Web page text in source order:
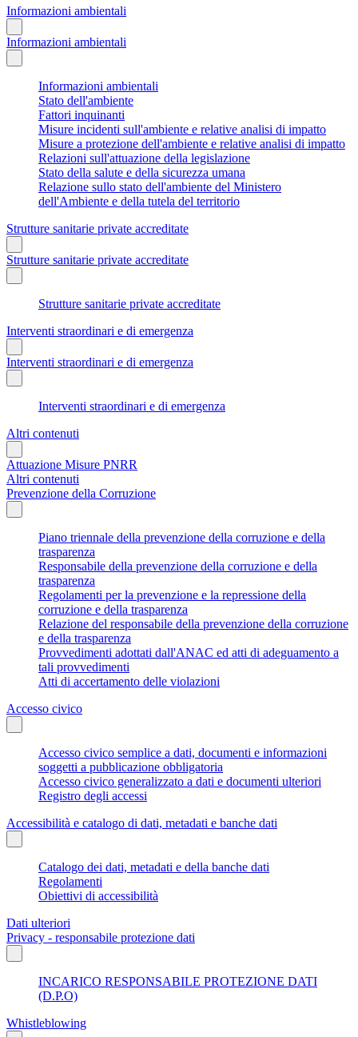
Informazioni ambientali
Informazioni ambientali
Informazioni ambientali
Stato dell'ambiente
Fattori inquinanti
Misure incidenti sull'ambiente e relative analisi di impatto
Misure a protezione dell'ambiente e relative analisi di impatto
Relazioni sull'attuazione della legislazione
Stato della salute e della sicurezza umana
Relazione sullo stato dell'ambiente del Ministero
dell'Ambiente e della tutela del territorio
Strutture sanitarie private accreditate
Strutture sanitarie private accreditate
Strutture sanitarie private accreditate
Interventi straordinari e di emergenza
Interventi straordinari e di emergenza
Interventi straordinari e di emergenza
Altri contenuti
Attuazione Misure PNRR
Altri contenuti
Prevenzione della Corruzione
Piano triennale della prevenzione della corruzione e della
trasparenza
Responsabile della prevenzione della corruzione e della
trasparenza
Regolamenti per la prevenzione e la repressione della
corruzione e della trasparenza
Relazione del responsabile della prevenzione della corruzione
e della trasparenza
Provvedimenti adottati dall'ANAC ed atti di adeguamento a
tali provvedimenti
Atti di accertamento delle violazioni
Accesso civico
Accesso civico semplice a dati, documenti e informazioni
soggetti a pubblicazione obbligatoria
Accesso civico generalizzato a dati e documenti ulteriori
Registro degli accessi
Accessibilità e catalogo di dati, metadati e banche dati
Catalogo dei dati, metadati e della banche dati
Regolamenti
Obiettivi di accessibilità
Dati ulteriori
Privacy - responsabile protezione dati
INCARICO RESPONSABILE PROTEZIONE DATI
(D.P.O)
Whistleblowing